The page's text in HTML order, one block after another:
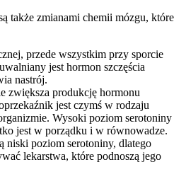
także zmianami chemii mózgu, które
przede wszystkim przy sporcie
jest hormon szczęścia
nastrój.
zwiększa produkcję hormonu
jest czymś w rodzaju
Wysoki poziom serotoniny
jest w porządku i w równowadze.
niski poziom serotoniny, dlatego
lekarstwa, które podnoszą jego